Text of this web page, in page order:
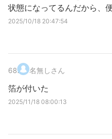
状態になってるんだから、
2025/10/18 20:47:54
68. 名無しさん
箔が付いた
2025/11/18 08:00:13